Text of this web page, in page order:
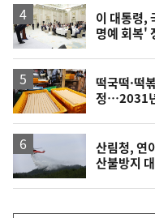
이 대통령,
명예 회복'
떡국떡·떡
정…2031
산림청, 연
산불방지